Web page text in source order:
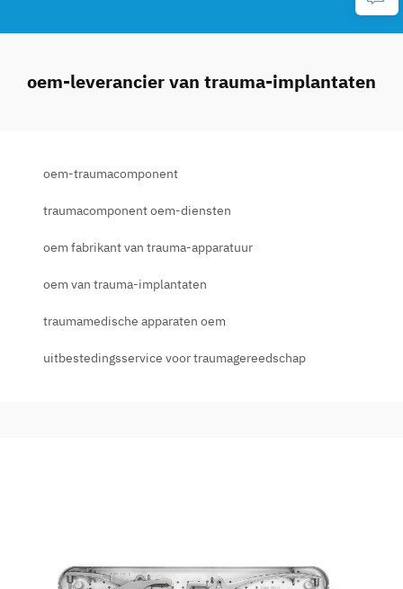
oem-leverancier van trauma-implantaten
oem-traumacomponent
traumacomponent oem-diensten
oem fabrikant van trauma-apparatuur
oem van trauma-implantaten
traumamedische apparaten oem
uitbestedingsservice voor traumagereedschap